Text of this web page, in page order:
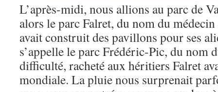
L’après-midi, nous allions au parc de
alors le parc Falret, du nom du
avait construit des pavillons pour ses
s’appelle le parc Frédéric-Pic, du nom
difficulté, racheté aux héritiers Falret
mondiale. La pluie nous surprenait